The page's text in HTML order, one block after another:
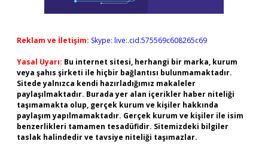
Reklam ve İletişim: Skype: live:.cid.575569c608265c69
Yasal Uyarı: Bu internet sitesi, herhangi bir marka, kurum
veya şahıs şirketi ile hiçbir bağlantısı bulunmamaktadır.
Sitede yalnızca kendi hazırladığımız makaleler
paylaşılmaktadır. Burada yer alan içerikler haber niteliği
taşımamakta olup, gerçek kurum ve kişiler hakkında
paylaşım yapılmamaktadır. Gerçek kurum ve kişiler ile isim
benzerlikleri tamamen tesadüfidir. Sitemizdeki bilgiler
taslak halindedir ve tavsiye niteliği taşımazlar.